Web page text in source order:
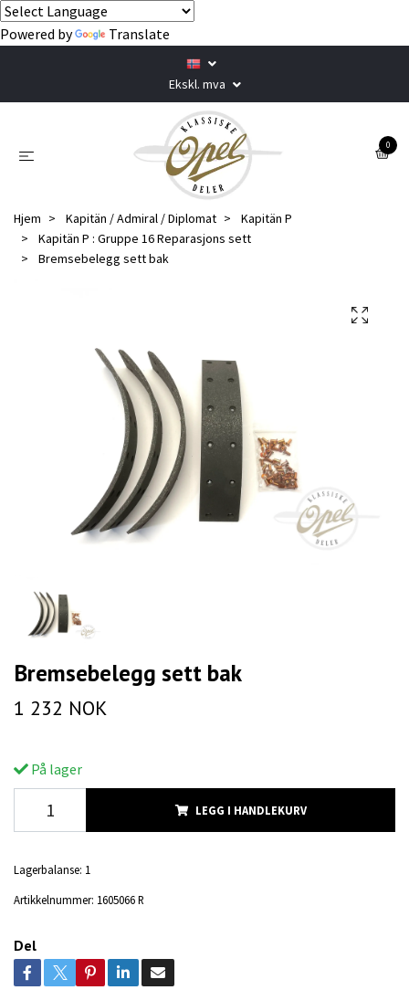
Powered by Translate
Ekskl. mva
0
Hjem Kapitän / Admiral / Diplomat
Kapitän P
Kapitän P : Gruppe 16 Reparasjons sett
Bremsebelegg sett bak
Bremsebelegg sett bak
1 232 NOK
På lager
LEGG I HANDLEKURV
Lagerbalanse: 1
Artikkelnummer: 1605066 R
Del